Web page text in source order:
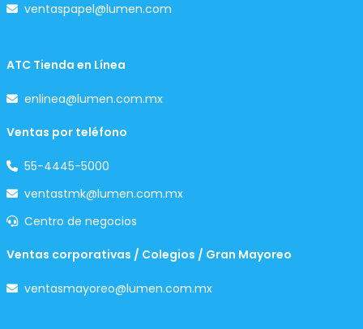
ventaspapel@lumen.com
ATC Tienda en Línea
enlinea@lumen.com.mx
Ventas por teléfono
55-4445-5000
ventastmk@lumen.com.mx
Centro de negocios
Ventas corporativas / Colegios / Gran Mayoreo
ventasmayoreo@lumen.com.mx